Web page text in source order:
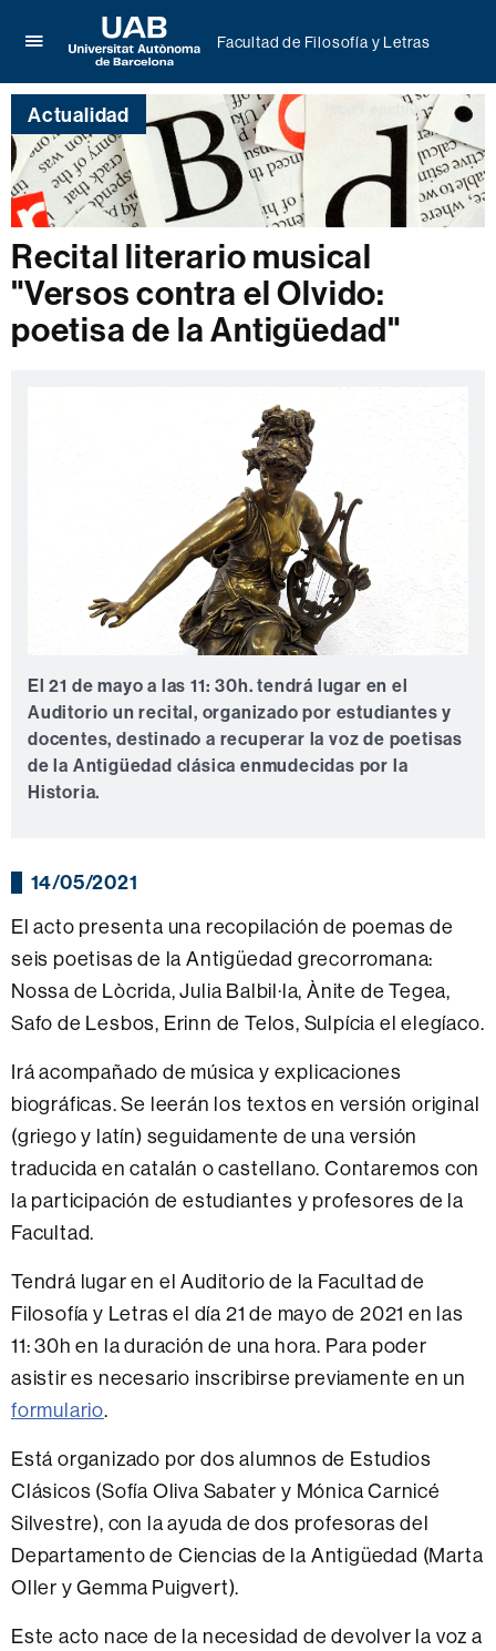
aquí
para
desplegar
el
menú
de
Facultad
Filosofía
y
Letras
Universitat
Autònoma
de
Barcelona
Facultad de Filosofía y Letras
Actualidad
Recital literario musical
"Versos contra el Olvido:
poetisa de la Antigüedad"
El 21 de mayo a las 11: 30h. tendrá lugar en el
Auditorio un recital, organizado por estudiantes y
docentes, destinado a recuperar la voz de poetisas
de la Antigüedad clásica enmudecidas por la
Historia.
14/05/2021
El acto presenta una recopilación de poemas de
seis poetisas de la Antigüedad grecorromana:
Nossa de Lòcrida, Julia Balbil·la, Ànite de Tegea,
Safo de Lesbos, Erinn de Telos, Sulpícia el elegíaco.
Irá acompañado de música y explicaciones
biográficas. Se leerán los textos en versión original
(griego y latín) seguidamente de una versión
traducida en catalán o castellano. Contaremos con
la participación de estudiantes y profesores de la
Facultad.
Tendrá lugar en el Auditorio de la Facultad de
Filosofía y Letras el día 21 de mayo de 2021 en las
11: 30h en la duración de una hora. Para poder
asistir es necesario inscribirse previamente en un
formulario.
Está organizado por dos alumnos de Estudios
Clásicos (Sofía Oliva Sabater y Mónica Carnicé
Silvestre), con la ayuda de dos profesoras del
Departamento de Ciencias de la Antigüedad (Marta
Oller y Gemma Puigvert).
Este acto nace de la necesidad de devolver la voz a